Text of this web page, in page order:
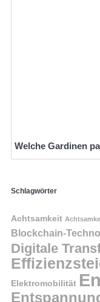
Welche Gardinen
Schlagwörter
Achtsamkeit
Blockchain-
Digitale
Elektromobilität